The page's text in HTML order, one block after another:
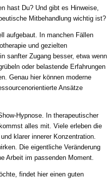
hast Du? Und gibt es Hinweise,
Mitbehandlung wichtig ist?
aufgebaut. In manchen Fällen
und gezielten
sanfter Zugang besser, etwa wenn
oder belastende Erfahrungen
Genau hier können moderne
Ansätze
Hypnose. In therapeutischer
alles mit. Viele erleben die
klarer innerer Konzentration.
Die eigentliche Veränderung
Arbeit im passenden Moment.
findet hier einen guten